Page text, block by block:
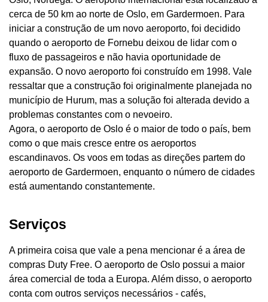
cerca de 50 km ao norte de Oslo, em Gardermoen. Para
iniciar a construção de um novo aeroporto, foi decidido
quando o aeroporto de Fornebu deixou de lidar com o
fluxo de passageiros e não havia oportunidade de
expansão. O novo aeroporto foi construído em 1998. Vale
ressaltar que a construção foi originalmente planejada no
município de Hurum, mas a solução foi alterada devido a
problemas constantes com o nevoeiro.
Agora, o aeroporto de Oslo é o maior de todo o país, bem
como o que mais cresce entre os aeroportos
escandinavos. Os voos em todas as direções partem do
aeroporto de Gardermoen, enquanto o número de cidades
está aumentando constantemente.
Serviços
A primeira coisa que vale a pena mencionar é a área de
compras Duty Free. O aeroporto de Oslo possui a maior
área comercial de toda a Europa. Além disso, o aeroporto
conta com outros serviços necessários - cafés,